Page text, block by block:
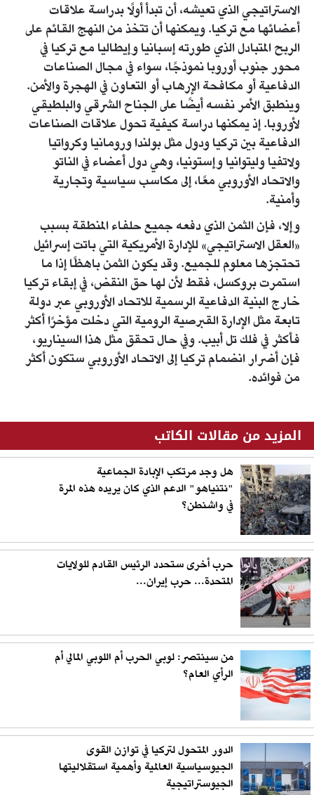
الاستراتيجي الذي تعيشه، أن تبدأ أولًا بدراسة علاقات
أعضائها مع تركيا. ويمكنها أن تتخذ من النهج القائم على
الربح المتبادل الذي طورته إسبانيا وإيطاليا مع تركيا في
محور جنوب أوروبا نموذجًا، سواء في مجال الصناعات
الدفاعية أو مكافحة الإرهاب أو التعاون في الهجرة والأمن.
وينطبق الأمر نفسه أيضًا على الجناح الشرقي والبلطيقي
لأوروبا. إذ يمكنها دراسة كيفية تحول علاقات الصناعات
الدفاعية بين تركيا ودول مثل بولندا ورومانيا وكرواتيا
ولاتفيا وليتوانيا وإستونيا، وهي دول أعضاء في الناتو
والاتحاد الأوروبي معًا، إلى مكاسب سياسية وتجارية
وأمنية.
وإلا، فإن الثمن الذي دفعه جميع حلفاء المنطقة بسبب
«العقل الاستراتيجي» للإدارة الأمريكية التي باتت إسرائيل
تحتجزها معلوم للجميع. وقد يكون الثمن باهظًا إذا ما
استمرت بروكسل، فقط لأن لها حق النقض، في إبقاء تركيا
خارج البنية الدفاعية الرسمية للاتحاد الأوروبي عبر دولة
تابعة مثل الإدارة القبرصية الرومية التي دخلت مؤخرًا أكثر
فأكثر في فلك تل أبيب. وفي حال تحقق مثل هذا السيناريو،
فإن أضرار انضمام تركيا إلى الاتحاد الأوروبي ستكون أكثر
من فوائده.
المزيد من مقالات الكاتب
هل وجد مرتكب الإبادة الجماعية
"نتنياهو" الدعم الذي كان يريده هذه المرة
في واشنطن؟
حرب أخرى ستحدد الرئيس القادم للولايات
المتحدة... حرب إيران...
من سينتصر: لوبي الحرب أم اللوبي المالي أم
الرأي العام؟
الدور المتحول لتركيا في توازن القوى
الجيوسياسية العالمية وأهمية استقلاليتها
الجيوستراتيجية